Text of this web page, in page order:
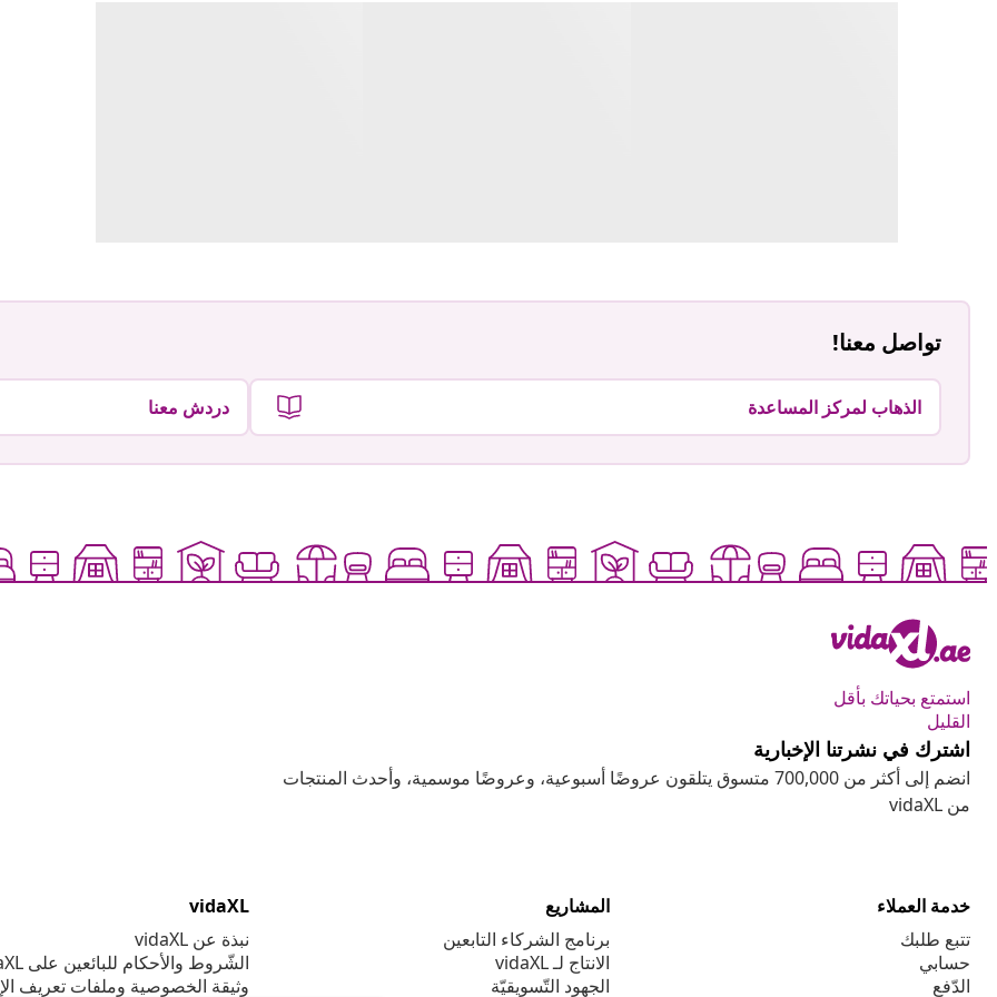
تواصل معنا!
الذهاب لمركز المساعدة دردش معنا
استمتع بحياتك بأقل
القليل
اشترك في نشرتنا الإخبارية
انضم إلى أكثر من 700,000 متسوق يتلقون عروضًا أسبوعية، وعروضًا موسمية، وأحدث المنتجات
من vidaXL
خدمة العملاء
تتبع طلبك
حسابي
الدّفع
المشاريع
برنامج الشركاء التابعين
الانتاج لـ vidaXL
الجهود التّسويقيّة
vidaXL
نبذة عن vidaXL
الشّروط والأحكام للبائعين على vidaXL
وثيقة الخصوصية وملفات تعريف